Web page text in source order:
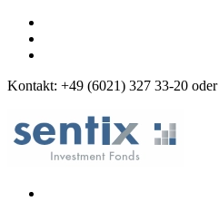
Kontakt: +49 (6021) 327 33-20 oder